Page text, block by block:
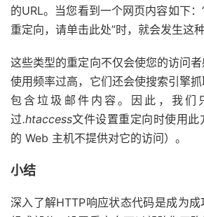
的URL。当您看到一个网页内容如下
重定向，请单击此处”时，就会发生这种
这些类型的重定向不仅会使您的访问
使用频率过高，它们还会使搜索引擎
包含垃圾邮件内容。因此，我们
过.htaccess文件设置重定向时使用此
的 Web 主机不提供对它的访问）。
小结
深入了解HTTP响应状态代码是成为